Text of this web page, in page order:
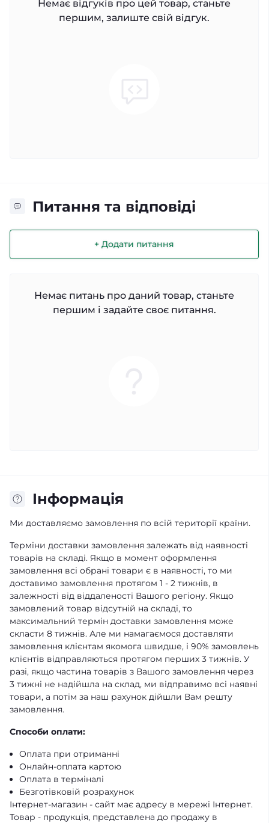
Немає відгуків про цей товар, станьте
першим, залиште свій відгук.
Питання та відповіді
+ Додати питання
Немає питань про даний товар, станьте
першим і задайте своє питання.
Iнформація
Ми доставляємо замовлення по всій території країни.
Терміни доставки замовлення залежать від наявності
товарів на складі. Якщо в момент оформлення
замовлення всі обрані товари є в наявності, то ми
доставимо замовлення протягом 1 - 2 тижнів, в
залежності від віддаленості Вашого регіону. Якщо
замовлений товар відсутній на складі, то
максимальний термін доставки замовлення може
скласти 8 тижнів. Але ми намагаємося доставляти
замовлення клієнтам якомога швидше, і 90% замовлень
клієнтів відправляються протягом перших 3 тижнів. У
разі, якщо частина товарів з Вашого замовлення через
3 тижні не надійшла на склад, ми відправимо всі наявні
товари, а потім за наш рахунок дійшли Вам решту
замовлення.
Способи оплати:
Оплата при отриманні
Онлайн-оплата картою
Оплата в терміналі
Безготівковій розрахунок
Інтернет-магазин - сайт має адресу в мережі Інтернет.
Товар - продукція, представлена ​​до продажу в